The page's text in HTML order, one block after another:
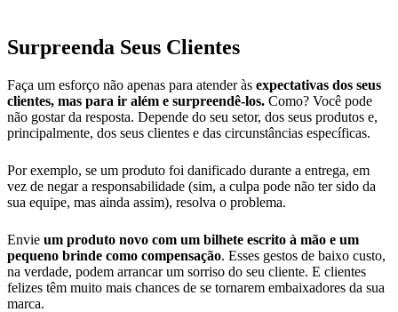
Surpreenda Seus Clientes
Faça um esforço não apenas para atender às expectativas dos seus
clientes, mas para ir além e surpreendê-los. Como? Você pode
não gostar da resposta. Depende do seu setor, dos seus produtos e,
principalmente, dos seus clientes e das circunstâncias específicas.
Por exemplo, se um produto foi danificado durante a entrega, em
vez de negar a responsabilidade (sim, a culpa pode não ter sido da
sua equipe, mas ainda assim), resolva o problema.
Envie um produto novo com um bilhete escrito à mão e um
pequeno brinde como compensação. Esses gestos de baixo custo,
na verdade, podem arrancar um sorriso do seu cliente. E clientes
felizes têm muito mais chances de se tornarem embaixadores da sua
marca.